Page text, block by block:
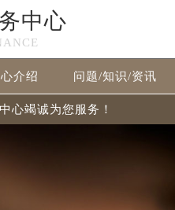
中心
介绍 问题/知识/资讯
心竭诚为您服务！